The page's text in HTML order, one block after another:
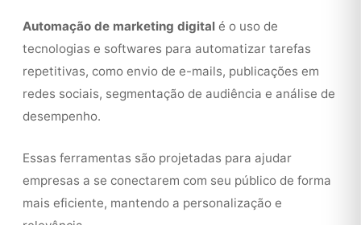
Automação de marketing digital é o uso de
tecnologias e softwares para automatizar tarefas
repetitivas, como envio de e-mails, publicações em
redes sociais, segmentação de audiência e análise de
desempenho.
Essas ferramentas são projetadas para ajudar
empresas a se conectarem com seu público de forma
mais eficiente, mantendo a personalização e